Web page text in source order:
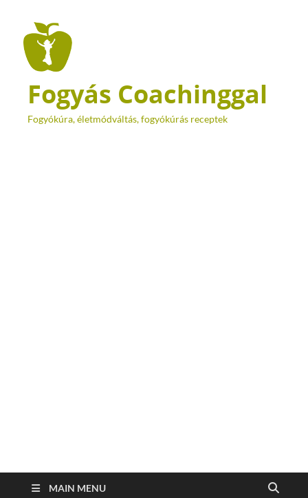
Fogyás Coachinggal
Fogyókúra, életmódváltás, fogyókúrás receptek
MAIN MENU